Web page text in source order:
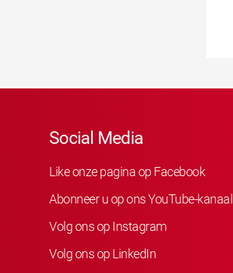
Social Media
Like onze pagina op Facebook
Abonneer u op ons YouTube-kanaal
Volg ons op Instagram
Volg ons op LinkedIn